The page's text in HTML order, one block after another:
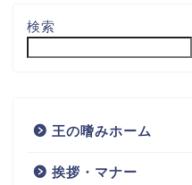
検索
王の嗜みホーム
挨拶・マナー